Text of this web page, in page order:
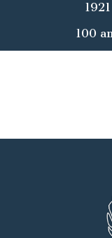
100